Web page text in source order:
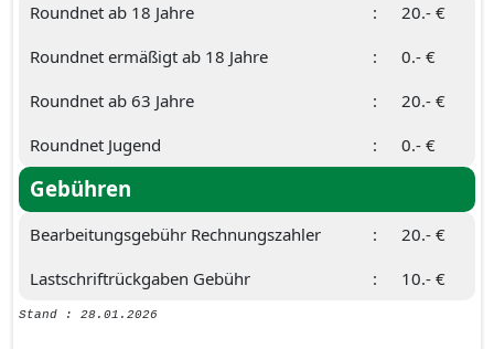
Roundnet ab 18 Jahre :
20.- €
Roundnet ermäßigt ab 18 Jahre
:
0.- €
Roundnet ab 63 Jahre
:
20.- €
Roundnet Jugend
: 0.- €
Gebühren
Bearbeitungsgebühr Rechnungszahler :
20.- €
Lastschriftrückgaben Gebühr
: 10.- €
Stand : 28.01.2026